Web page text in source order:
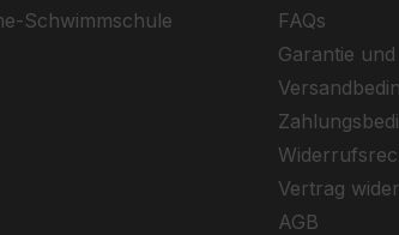
Schwimmschule
FAQs
Garantie
Vertrag
AGB